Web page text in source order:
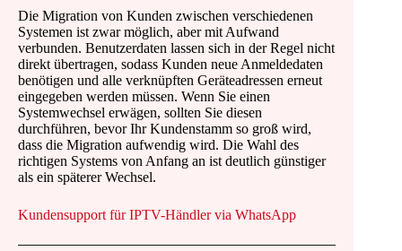
Die Migration von Kunden zwischen verschiedenen
Systemen ist zwar möglich, aber mit Aufwand
verbunden. Benutzerdaten lassen sich in der Regel nicht
direkt übertragen, sodass Kunden neue Anmeldedaten
benötigen und alle verknüpften Geräteadressen erneut
eingegeben werden müssen. Wenn Sie einen
Systemwechsel erwägen, sollten Sie diesen
durchführen, bevor Ihr Kundenstamm so groß wird,
dass die Migration aufwendig wird. Die Wahl des
richtigen Systems von Anfang an ist deutlich günstiger
als ein späterer Wechsel.
Kundensupport für IPTV-Händler via WhatsApp